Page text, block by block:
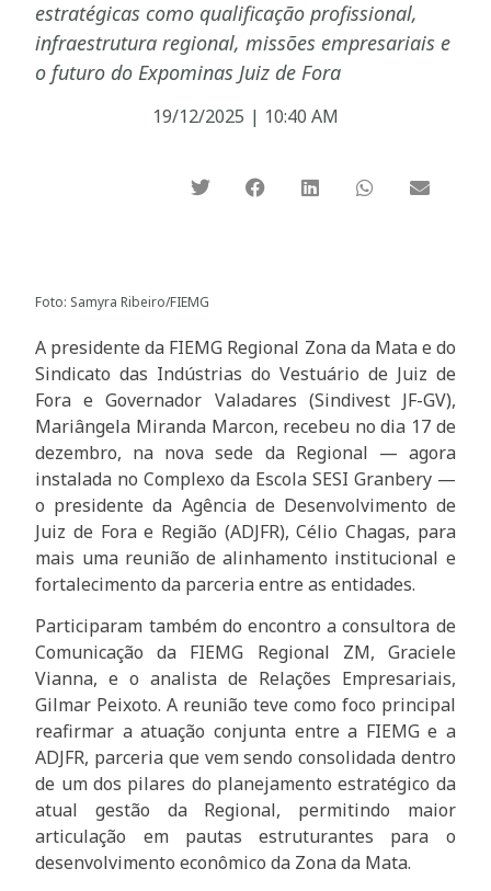
estratégicas como qualificação profissional,
infraestrutura regional, missões empresariais e
o futuro do Expominas Juiz de Fora
19/12/2025 | 10:40 AM
Foto: Samyra Ribeiro/FIEMG
A presidente da FIEMG Regional Zona da Mata e do
Sindicato das Indústrias do Vestuário de Juiz de
Fora e Governador Valadares (Sindivest JF-GV),
Mariângela Miranda Marcon, recebeu no dia 17 de
dezembro, na nova sede da Regional — agora
instalada no Complexo da Escola SESI Granbery —
o presidente da Agência de Desenvolvimento de
Juiz de Fora e Região (ADJFR), Célio Chagas, para
mais uma reunião de alinhamento institucional e
fortalecimento da parceria entre as entidades.
Participaram também do encontro a consultora de
Comunicação da FIEMG Regional ZM, Graciele
Vianna, e o analista de Relações Empresariais,
Gilmar Peixoto. A reunião teve como foco principal
reafirmar a atuação conjunta entre a FIEMG e a
ADJFR, parceria que vem sendo consolidada dentro
de um dos pilares do planejamento estratégico da
atual gestão da Regional, permitindo maior
articulação em pautas estruturantes para o
desenvolvimento econômico da Zona da Mata.